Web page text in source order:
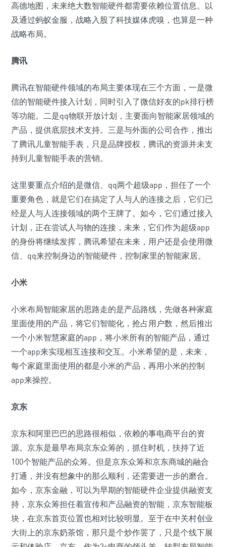
高德地图，未来绝大数智能硬件都需要依赖位置信息。以
及通过蚂蚁金服，战略入股了科技媒体虎嗅，也算是一种
战略布局。
腾讯
腾讯在智能硬件领域的布局主要体现在三个方面，一是微
信的智能硬件接入计划，同时引入了微信好友的pk排行榜
等功能。二是qq物联开放计划，主要面向智能家居领域的
产品，提供底层技术支持。三是与外面的公司合作，推出
了腾讯儿童智能手表 ，只是品牌授权，腾讯的资源并未支
持到儿童智能手表的营销。
这里要重点介绍的是微信、qq两个超级app，担任了一个
重要角色，就是它们在搞定了人与人的连接之后，它们已
经是人与人连接领域的两个王牌了。如今，它们通过接入
计划，正在尝试人与物的连接，未来，它们作为超级app
的身份将继续发挥，腾讯希望在未来，用户还是会使用微
信、qq来控制身边的智能硬件，控制家里的智能家居。
小米
小米布局智能家居的思路走的是产品路线，先做各种家庭
里面使用的产品，将它们智能化，抢占用户数，然后推出
一个小米智慧家庭的app，将小米所有的智能产品，通过
一个app来实现相互连接和交互。小米希望的是，未来，
每个家庭里面使用的都是小米的产品，再用小米的控制
app来操控。
京东
京东和阿里巴巴的思路很相似，依赖的事电商平台的资
源。京东是最早布局京东众筹的，抓住时机，扶持了近
100个智能产品的众筹。但是京东众筹和京东商城的融合
打通，并没有想象中的那么顺利，还需要进一步的磨合。
如今，京东金融，可以为早期的智能硬件企业提供融资支
持，京东众筹担任着宣传和产品融资的智能，京东智能板
块，在京东首页位置也相对比较明显。至于在中关村创业
大街上的京东奶茶馆，那只是个炒作罢了，只是个线下展